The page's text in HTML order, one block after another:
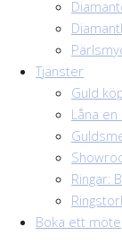
Tjänster
Guld
Låna en
Ringar:
Boka ett möte